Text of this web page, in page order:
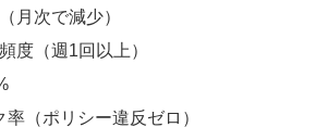
月次で減少）
度（週1回以上）
（ポリシー違反ゼロ）